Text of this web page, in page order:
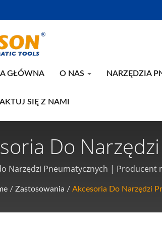
GŁÓWNA O NAS NARZĘDZIA
SIĘ Z NAMI
Do
Narzędzia
Narzędzi Pneumatycznych | Producent
/ Zastosowania / Akcesoria Do Narzędzi